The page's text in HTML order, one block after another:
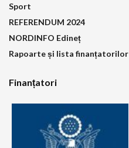
Sport
REFERENDUM 2024
NORDINFO Edineț
Rapoarte și lista finanțatorilor
Finanțatori